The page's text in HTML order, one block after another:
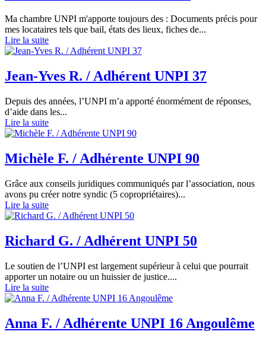
Ma chambre UNPI m'apporte toujours des : Documents précis pour
mes locataires tels que bail, états des lieux, fiches de...
Lire la suite
Jean-Yves R. / Adhérent UNPI 37
Depuis des années, l’UNPI m’a apporté énormément de réponses,
d’aide dans les...
Lire la suite
Michèle F. / Adhérente UNPI 90
Grâce aux conseils juridiques communiqués par l’association, nous
avons pu créer notre syndic (5 copropriétaires)...
Lire la suite
Richard G. / Adhérent UNPI 50
Le soutien de l’UNPI est largement supérieur à celui que pourrait
apporter un notaire ou un huissier de justice....
Lire la suite
Anna F. / Adhérente UNPI 16 Angoulême